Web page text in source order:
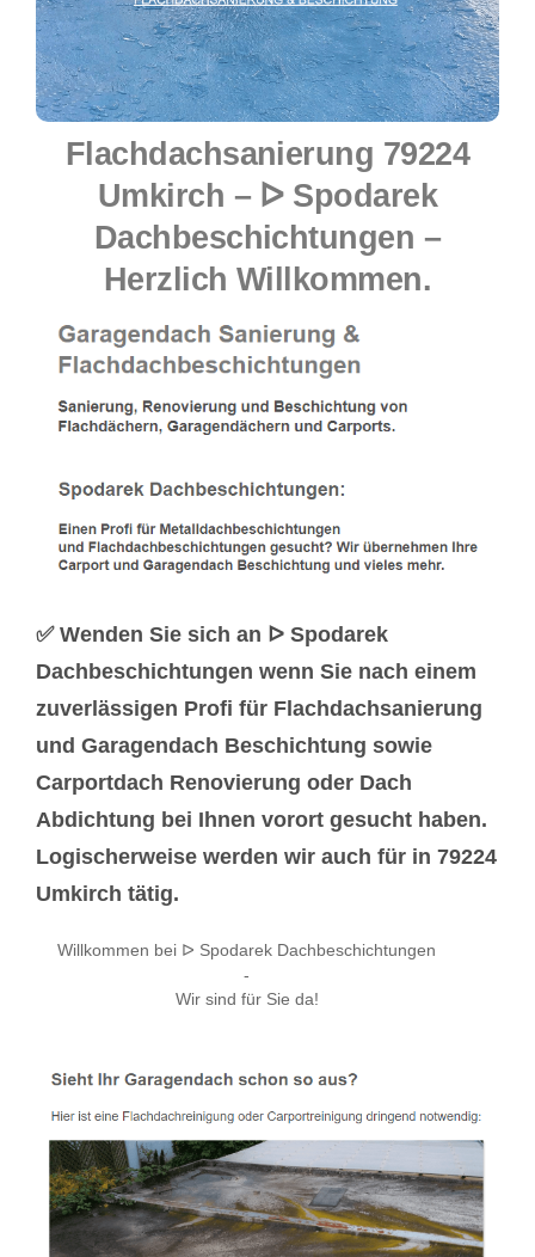
Flachdachsanierung 79224
Umkirch – ᐅ Spodarek
Dachbeschichtungen –
Herzlich Willkommen.
✅ Wenden Sie sich an ᐅ Spodarek
Dachbeschichtungen wenn Sie nach einem
zuverlässigen Profi für Flachdachsanierung
und Garagendach Beschichtung sowie
Carportdach Renovierung oder Dach
Abdichtung bei Ihnen vorort gesucht haben.
Logischerweise werden wir auch für in 79224
Umkirch tätig.
Willkommen bei ᐅ Spodarek Dachbeschichtungen
-
Wir sind für Sie da!